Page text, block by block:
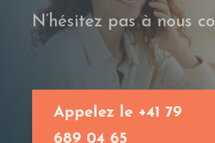
N’hésitez pas à nous
Appelez le +41 79
689 04 65